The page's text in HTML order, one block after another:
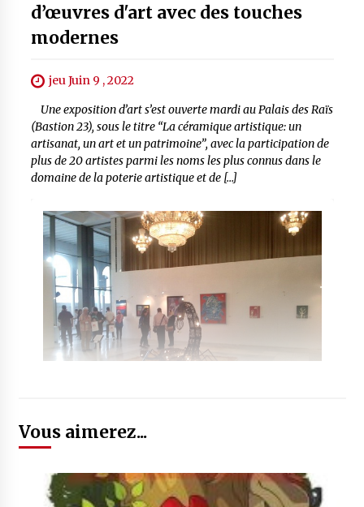
d’œuvres d'art avec des touches
modernes
jeu Juin 9 , 2022
Une exposition d’art s’est ouverte mardi au Palais des Raïs
(Bastion 23), sous le titre “La céramique artistique: un
artisanat, un art et un patrimoine”, avec la participation de
plus de 20 artistes parmi les noms les plus connus dans le
domaine de la poterie artistique et de […]
Vous aimerez...